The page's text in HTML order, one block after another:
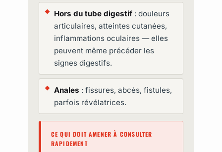
Hors du tube digestif: douleurs
articulaires, atteintes cutanées,
inflammations oculaires — elles
peuvent même précéder les
signes digestifs.
Anales : fissures, abcès, fistules,
parfois révélatrices.
CE QUI DOIT AMENER À CONSULTER
RAPIDEMENT